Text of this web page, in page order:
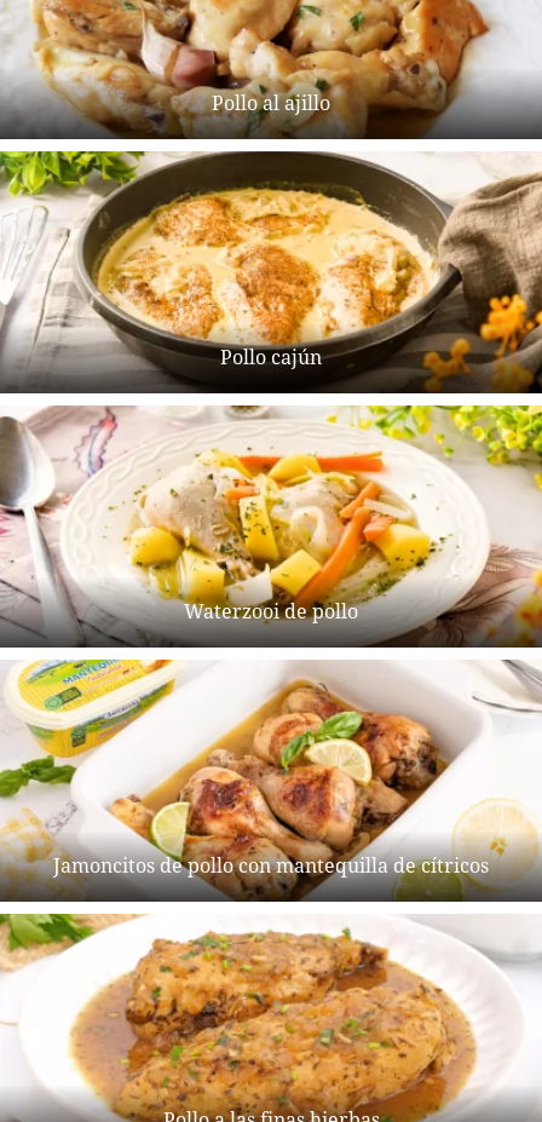
Pollo al ajillo
Pollo cajún
Waterzooi de pollo
Jamoncitos de pollo con mantequilla de cítricos